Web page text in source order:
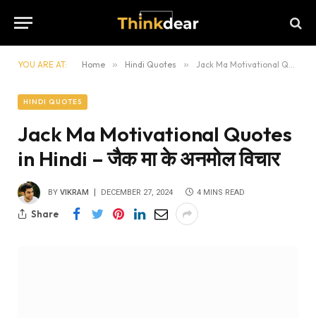
YOU ARE AT: Home » Hindi Quotes » Jack Ma Motivational Quotes in Hindi – जैक मा के अनमोल विचार
HINDI QUOTES
Jack Ma Motivational Quotes
in Hindi – जैक मा के अनमोल विचार
BY VIKRAM DECEMBER 27, 2024 4 MINS READ
Share